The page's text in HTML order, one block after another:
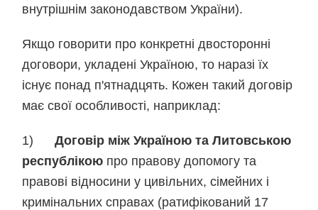
внутрішнім законодавством України).
Якщо говорити про конкретні двосторонні
договори, укладені Україною, то наразі їх
існує понад п'ятнадцять. Кожен такий договір
має свої особливості, наприклад:
1)Договір між Україною та Литовською
республікою про правову допомогу та
правові відносини у цивільних, сімейних і
кримінальних справах (ратифікований 17